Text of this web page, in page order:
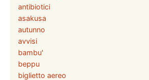
antibiotici
asakusa
autunno
avvisi
bambu'
beppu
biglietto aereo